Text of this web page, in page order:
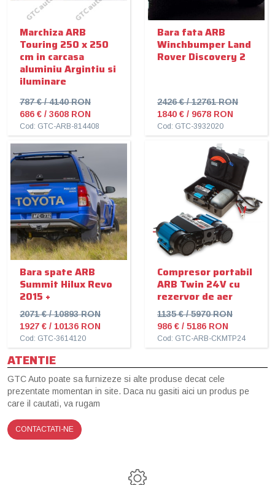
Marchiza ARB
Touring 250 x 250
cm in carcasa
aluminiu Argintiu si
iluminare
787 € / 4140 RON
686 € / 3608 RON
Cod: GTC-ARB-814408
Bara fata ARB
Winchbumper Land
Rover Discovery 2
2426 € / 12761 RON
1840 € / 9678 RON
Cod: GTC-3932020
Bara spate ARB
Summit Hilux Revo
2015 +
2071 € / 10893 RON
1927 € / 10136 RON
Cod: GTC-3614120
Compresor portabil
ARB Twin 24V cu
rezervor de aer
1135 € / 5970 RON
986 € / 5186 RON
Cod: GTC-ARB-CKMTP24
ATENTIE
GTC Auto poate sa furnizeze si alte produse decat cele
prezentate momentan in site. Daca nu gasiti aici un produs pe
care il cautati, va rugam
CONTACTATI-NE